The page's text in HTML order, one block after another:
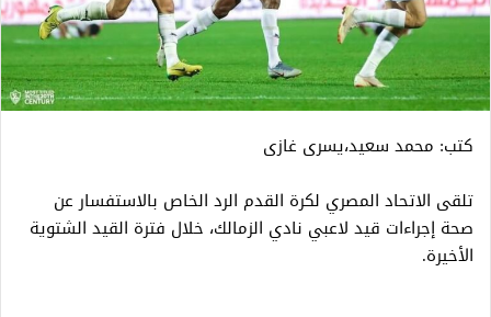
كتب: محمد سعيد،يسرى غازى
تلقى الاتحاد المصري لكرة القدم الرد الخاص بالاستفسار عن
صحة إجراءات قيد لاعبي نادي الزمالك، خلال فترة القيد الشتوية
الأخيرة.